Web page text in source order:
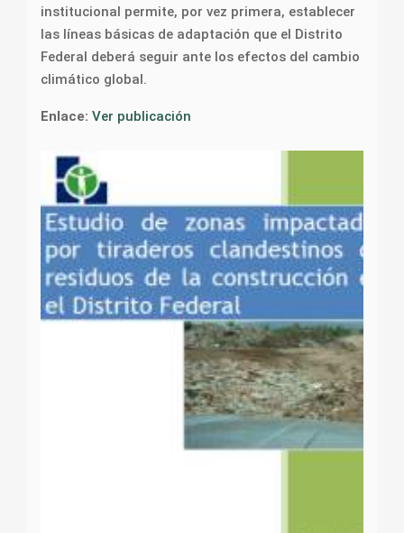
institucional permite, por vez primera, establecer
las líneas básicas de adaptación que el Distrito
Federal deberá seguir ante los efectos del cambio
climático global.
Enlace: Ver publicación